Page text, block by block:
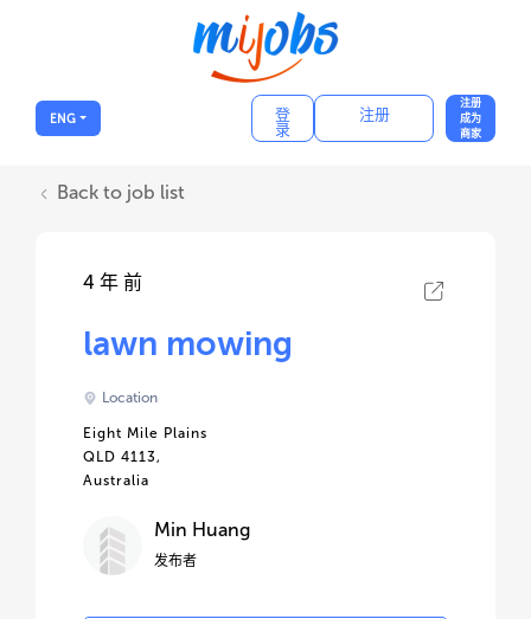
ENG 登
录
注册
注册
成为
商家
Back to job list
4 年 前
lawn mowing
Location
Eight Mile Plains
QLD 4113,
Australia
Min Huang
发布者